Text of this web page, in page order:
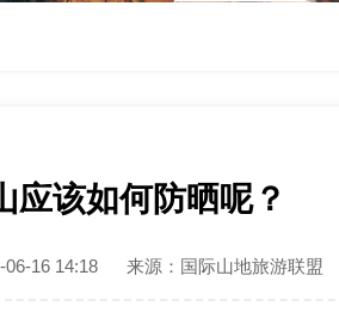
应该如何防晒呢？
16 14:18 来源：国际山地旅游联盟